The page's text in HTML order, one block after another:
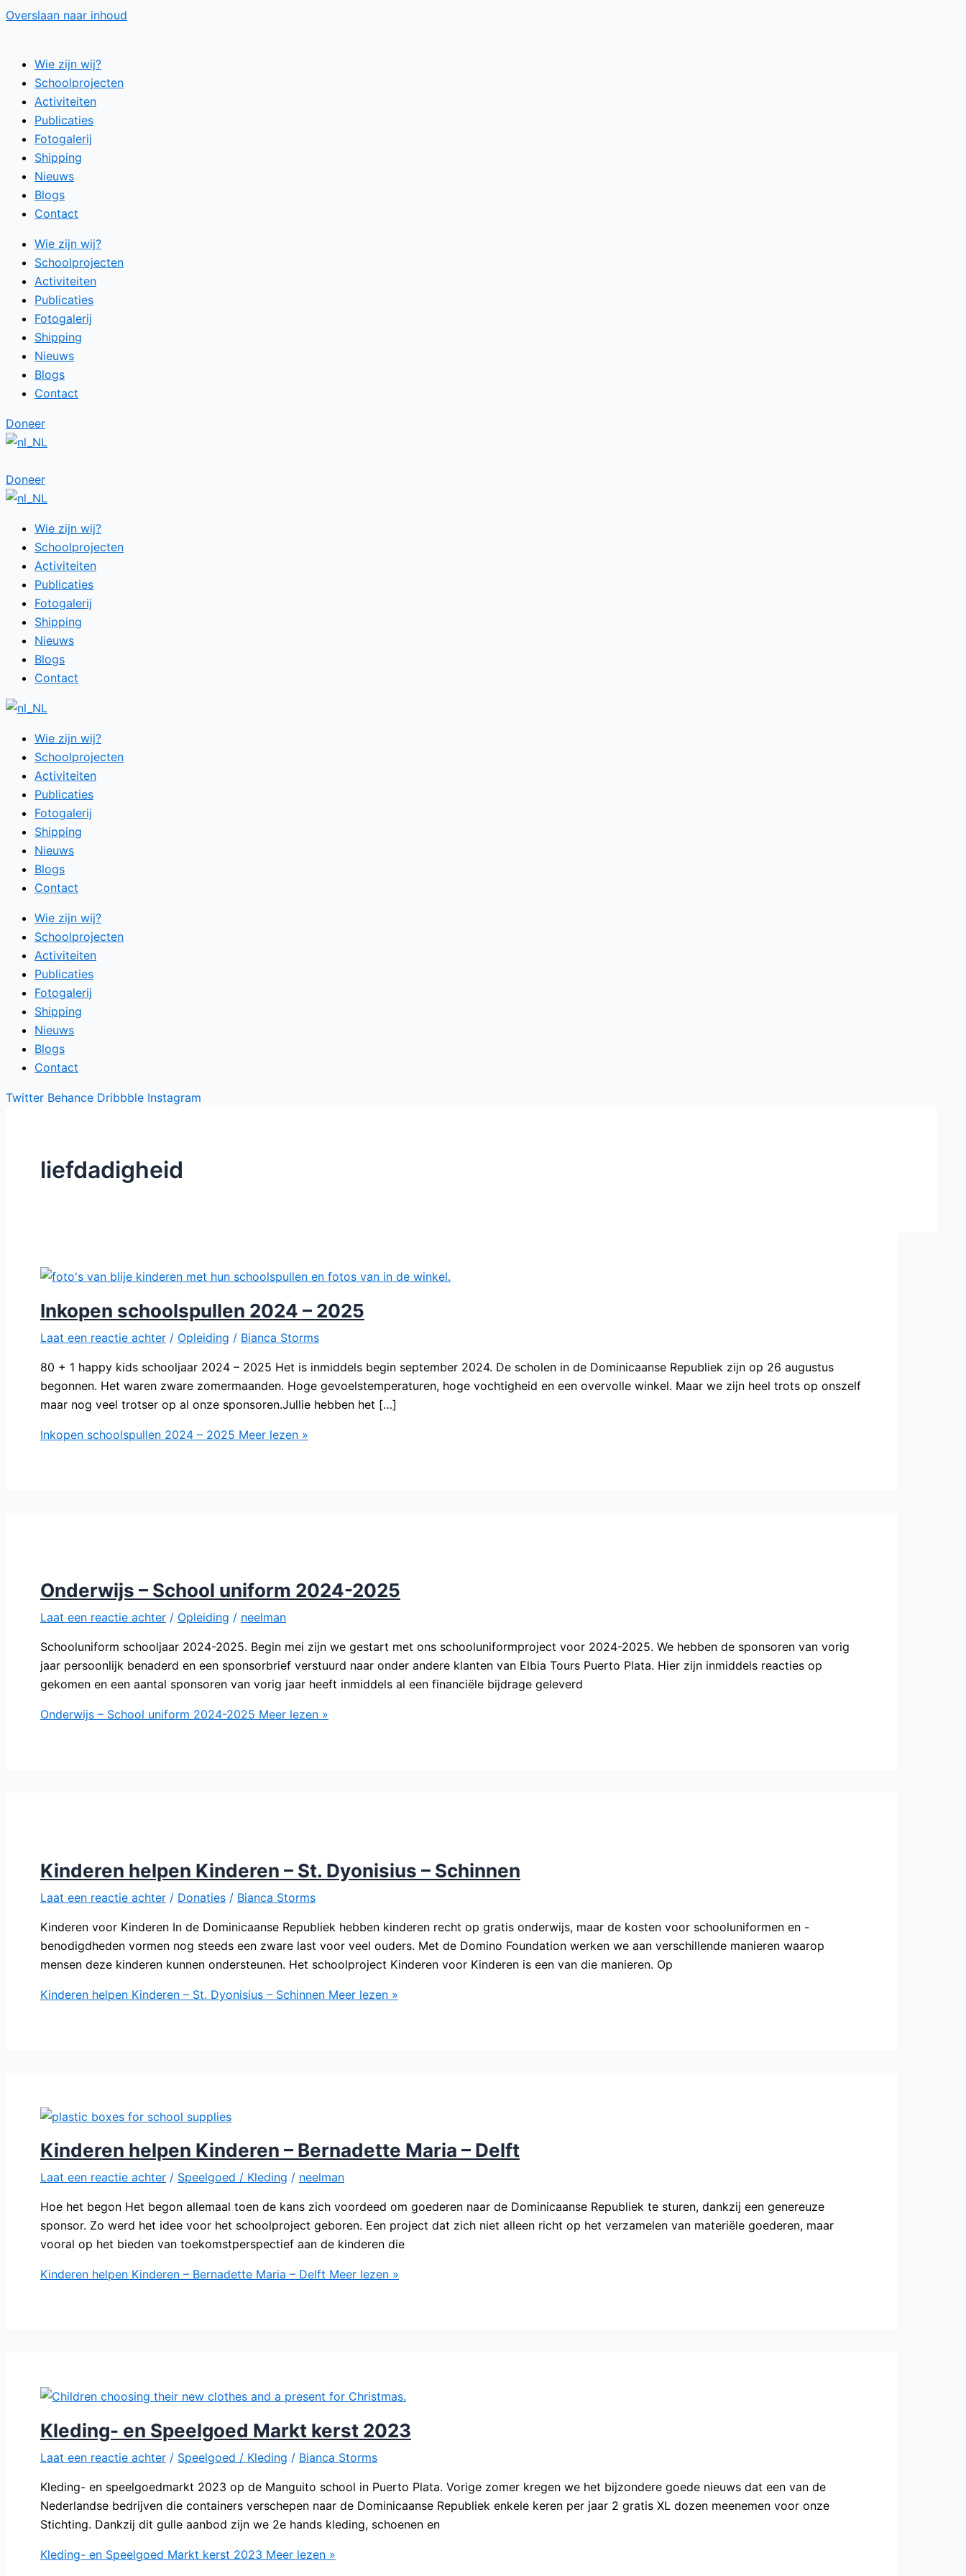
Overslaan naar inhoud
Wie zijn wij?
Schoolprojecten
Activiteiten
Publicaties
Fotogalerij
Shipping
Nieuws
Blogs
Contact
Wie zijn wij?
Schoolprojecten
Activiteiten
Publicaties
Fotogalerij
Shipping
Nieuws
Blogs
Contact
Doneer
Doneer
Wie zijn wij?
Schoolprojecten
Activiteiten
Publicaties
Fotogalerij
Shipping
Nieuws
Blogs
Contact
Wie zijn wij?
Schoolprojecten
Activiteiten
Publicaties
Fotogalerij
Shipping
Nieuws
Blogs
Contact
Wie zijn wij?
Schoolprojecten
Activiteiten
Publicaties
Fotogalerij
Shipping
Nieuws
Blogs
Contact
Twitter Behance Dribbble Instagram
liefdadigheid
Inkopen schoolspullen 2024 – 2025
Laat een reactie achter / Opleiding / Bianca Storms
80 + 1 happy kids schooljaar 2024 – 2025 Het is inmiddels begin september 2024. De scholen in de Dominicaanse Republiek zijn op 26 augustus
begonnen. Het waren zware zomermaanden. Hoge gevoelstemperaturen, hoge vochtigheid en een overvolle winkel. Maar we zijn heel trots op onszelf
maar nog veel trotser op al onze sponsoren.Jullie hebben het […]
Inkopen schoolspullen 2024 – 2025 Meer lezen »
Onderwijs – School uniform 2024-2025
Laat een reactie achter / Opleiding / neelman
Schooluniform schooljaar 2024-2025. Begin mei zijn we gestart met ons schooluniformproject voor 2024-2025. We hebben de sponsoren van vorig
jaar persoonlijk benaderd en een sponsorbrief verstuurd naar onder andere klanten van Elbia Tours Puerto Plata. Hier zijn inmiddels reacties op
gekomen en een aantal sponsoren van vorig jaar heeft inmiddels al een financiële bijdrage geleverd
Onderwijs – School uniform 2024-2025 Meer lezen »
Kinderen helpen Kinderen – St. Dyonisius – Schinnen
Laat een reactie achter / Donaties / Bianca Storms
Kinderen voor Kinderen In de Dominicaanse Republiek hebben kinderen recht op gratis onderwijs, maar de kosten voor schooluniformen en -
benodigdheden vormen nog steeds een zware last voor veel ouders. Met de Domino Foundation werken we aan verschillende manieren waarop
mensen deze kinderen kunnen ondersteunen. Het schoolproject Kinderen voor Kinderen is een van die manieren. Op
Kinderen helpen Kinderen – St. Dyonisius – Schinnen Meer lezen »
Kinderen helpen Kinderen – Bernadette Maria – Delft
Laat een reactie achter / Speelgoed / Kleding / neelman
Hoe het begon Het begon allemaal toen de kans zich voordeed om goederen naar de Dominicaanse Republiek te sturen, dankzij een genereuze
sponsor. Zo werd het idee voor het schoolproject geboren. Een project dat zich niet alleen richt op het verzamelen van materiële goederen, maar
vooral op het bieden van toekomstperspectief aan de kinderen die
Kinderen helpen Kinderen – Bernadette Maria – Delft Meer lezen »
Kleding- en Speelgoed Markt kerst 2023
Laat een reactie achter / Speelgoed / Kleding / Bianca Storms
Kleding- en speelgoedmarkt 2023 op de Manguito school in Puerto Plata. Vorige zomer kregen we het bijzondere goede nieuws dat een van de
Nederlandse bedrijven die containers verschepen naar de Dominicaanse Republiek enkele keren per jaar 2 gratis XL dozen meenemen voor onze
Stichting. Dankzij dit gulle aanbod zijn we 2e hands kleding, schoenen en
Kleding- en Speelgoed Markt kerst 2023 Meer lezen »